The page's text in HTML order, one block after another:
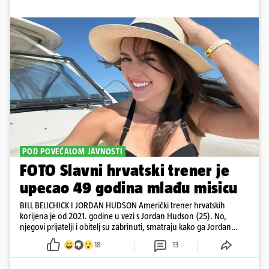
POD POVEĆALOM JAVNOSTI
FOTO Slavni hrvatski trener je
upecao 49 godina mlađu misicu
BILL BELICHICK I JORDAN HUDSON Američki trener hrvatskih
korijena je od 2021. godine u vezi s Jordan Hudson (25). No,
njegovi prijatelji i obitelj su zabrinuti, smatraju kako ga Jordan
kontrolira
18 13